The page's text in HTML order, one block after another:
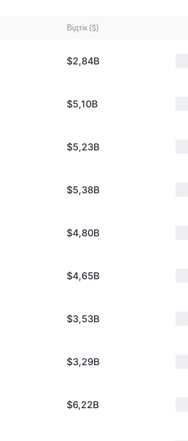
Відтік ($)
$2,84B
$5,10B
$5,23B
$5,38B
$4,80B
$4,65B
$3,53B
$3,29B
$6,22B